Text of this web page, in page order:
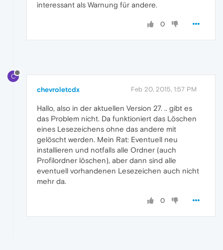
interessant als Warnung für andere.
0
C
chevroletcdx Feb 20, 2015, 1:57 PM
Hallo, also in der aktuellen Version 27. .. gibt es
das Problem nicht. Da funktioniert das Löschen
eines Lesezeichens ohne das andere mit
gelöscht werden. Mein Rat: Eventuell neu
installieren und notfalls alle Ordner (auch
Profilordner löschen), aber dann sind alle
eventuell vorhandenen Lesezeichen auch nicht
mehr da.
0